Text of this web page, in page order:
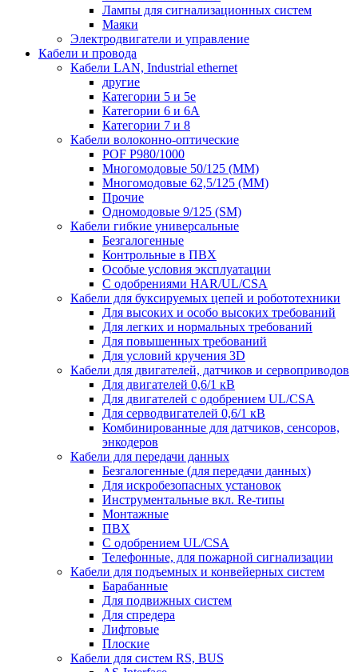
Лампы для сигнализационных систем
Маяки
Электродвигатели и управление
Кабели и провода
Кабели LAN, Industrial ethernet
другие
Категории 5 и 5е
Категории 6 и 6A
Категории 7 и 8
Кабели волоконно-оптические
POF P980/1000
Многомодовые 50/125 (ММ)
Многомодовые 62,5/125 (ММ)
Прочие
Одномодовые 9/125 (SM)
Кабели гибкие универсальные
Безгалогенные
Контрольные в ПВХ
Особые условия эксплуатации
С одобрениями HAR/UL/CSA
Кабели для буксируемых цепей и робототехники
Для высоких и особо высоких требований
Для легких и нормальных требований
Для повышенных требований
Для условий кручения 3D
Кабели для двигателей, датчиков и сервоприводов
Для двигателей 0,6/1 кВ
Для двигателей с одобрением UL/CSA
Для серводвигателей 0,6/1 кВ
Комбинированные для датчиков, cенсоров,
энкодеров
Кабели для передачи данных
Безгалогенные (для передачи данных)
Для искробезопасных установок
Инструментальные вкл. Re-типы
Монтажные
ПВХ
С одобрением UL/CSA
Телефонные, для пожарной сигнализации
Кабели для подъемных и конвейерных систем
Барабанные
Для подвижных систем
Для спредера
Лифтовые
Плоские
Кабели для систем RS, BUS